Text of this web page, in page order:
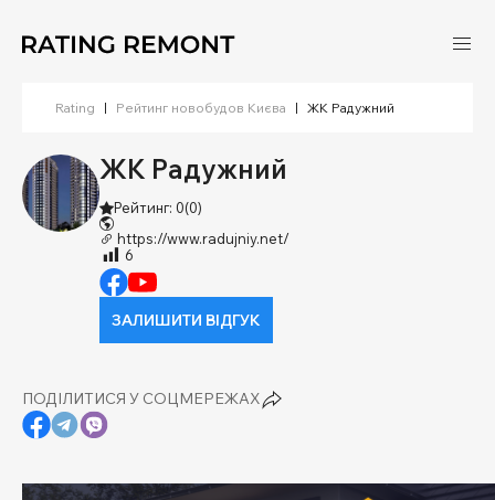
Rating | Рейтинг новобудов Києва | ЖК Радужний
ЖК Радужний
Рейтинг: 0(0)
https://www.radujniy.net/
6
ЗАЛИШИТИ ВІДГУК
ПОДІЛИТИСЯ У СОЦМЕРЕЖАХ